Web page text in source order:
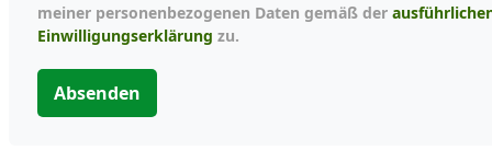
meiner personenbezogenen Daten gemäß der
Einwilligungserklärung zu.
Absenden